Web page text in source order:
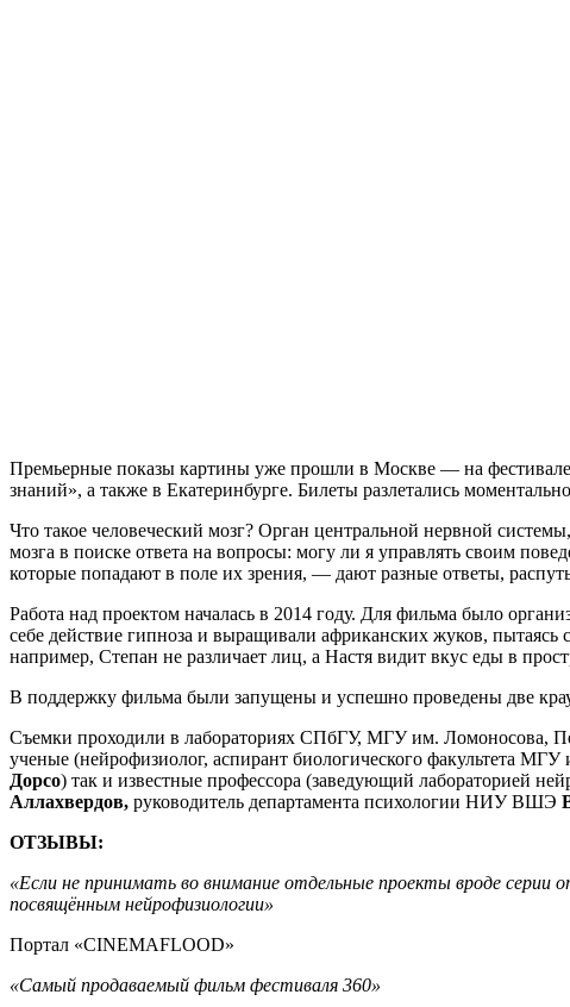
Премьерные показы картины уже прошли в Москве — на фестивале
знаний», а также в Екатеринбурге. Билеты разлетались
Что такое человеческий мозг? Орган центральной нервной
мозга в поиске ответа на вопросы: могу ли я управлять своим
которые попадают в поле их зрения, — дают разные ответы,
Работа над проектом началась в 2014 году. Для фильма было
себе действие гипноза и выращивали африканских жуков,
например, Степан не различает лиц, а Настя видит вкус еды в
В поддержку фильма были запущены и успешно проведены две
Съемки проходили в лабораториях СПбГУ, МГУ им.
ученые (нейрофизиолог, аспирант биологического факультета
Дорсо) так и известные профессора (заведующий лабораторией
Аллахвердов, руководитель департамента психологии НИУ ВШЭ
ОТЗЫВЫ:
«Если не принимать во внимание отдельные проекты вроде серии
посвящённым нейрофизиологии»
Портал «CINEMAFLOOD»
«Самый продаваемый фильм фестиваля 360»